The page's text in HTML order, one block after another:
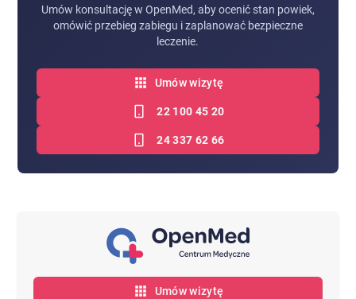
Umów konsultację w OpenMed, aby ocenić stan powiek,
omówić przebieg zabiegu i zaplanować bezpieczne
leczenie.
Umów wizytę
22 100 45 20
24 337 62 66
Umów wizytę